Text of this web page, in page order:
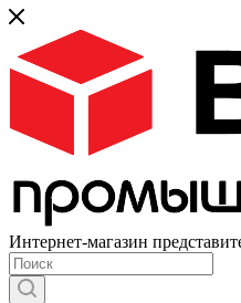
Интернет-магазин